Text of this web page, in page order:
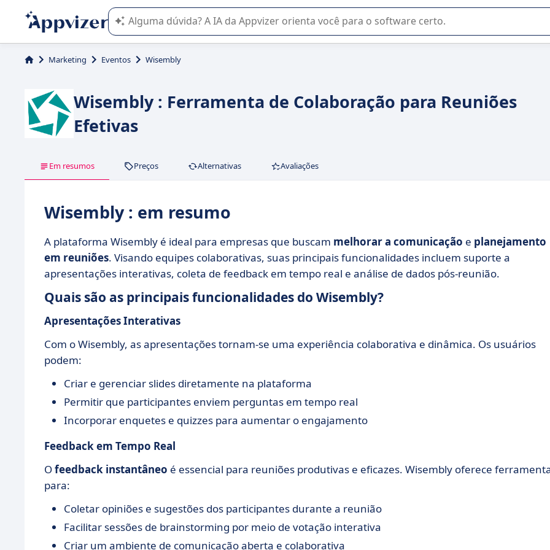
A IA do Appvizer o orienta no uso ou na seleção de software SaaS para sua empresa.
Marketing Eventos Wisembly
Wisembly : Ferramenta de Colaboração para Reuniões
Efetivas
Em resumos Preços Alternativas Avaliações
Wisembly : em resumo
A plataforma Wisembly é ideal para empresas que buscam melhorar a comunicação e planejamento
em reuniões. Visando equipes colaborativas, suas principais funcionalidades incluem suporte a
apresentações interativas, coleta de feedback em tempo real e análise de dados pós-reunião.
Quais são as principais funcionalidades do Wisembly?
Apresentações Interativas
Com o Wisembly, as apresentações tornam-se uma experiência colaborativa e dinâmica. Os usuários
podem:
Criar e gerenciar slides diretamente na plataforma
Permitir que participantes enviem perguntas em tempo real
Incorporar enquetes e quizzes para aumentar o engajamento
Feedback em Tempo Real
Ofeedback instantâneo é essencial para reuniões produtivas e eficazes. Wisembly oferece
para:
Coletar opiniões e sugestões dos participantes durante a reunião
Facilitar sessões de brainstorming por meio de votação interativa
Criar um ambiente de comunicação aberta e colaborativa